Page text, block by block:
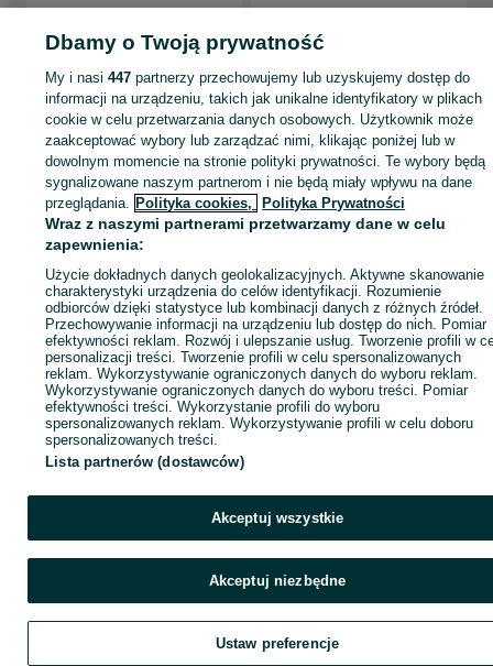
Strona główna Zdrowie i Uroda Twarz
Kremy do twarzy - Podkarpackie
Kremy do twarzy - Wola Komborska
KATEGORIA
849938311
Wyślij wiadomość
Dbamy o Twoją prywatność
My i nasi447 partnerzy przechowujemy lub uzyskujemy dostęp do
informacji na urządzeniu, takich jak unikalne identyfikatory w plikach
cookie w celu przetwarzania danych osobowych. Użytkownik może
zaakceptować wybory lub zarządzać nimi, klikając poniżej lub w
dowolnym momencie na stronie polityki prywatności. Te wybory będą
sygnalizowane naszym partnerom i nie będą miały wpływu na dane
przeglądania. Polityka cookies, Polityka Prywatności
Wraz z naszymi partnerami przetwarzamy dane w celu
zapewnienia:
Użycie dokładnych danych geolokalizacyjnych. Aktywne skanowanie
charakterystyki urządzenia do celów identyfikacji. Rozumienie
odbiorców dzięki statystyce lub kombinacji danych z różnych źródeł.
Przechowywanie informacji na urządzeniu lub dostęp do nich. Pomiar
efektywności reklam. Rozwój i ulepszanie usług. Tworzenie profili w
personalizacji treści. Tworzenie profili w celu spersonalizowanych
reklam. Wykorzystywanie ograniczonych danych do wyboru reklam.
Wykorzystywanie ograniczonych danych do wyboru treści. Pomiar
efektywności treści. Wykorzystanie profili do wyboru
spersonalizowanych reklam. Wykorzystywanie profili w celu doboru
spersonalizowanych treści.
Lista partnerów (dostawców)
Akceptuj wszystkie
Akceptuj niezbędne
Ustaw preferencje